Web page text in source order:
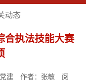
动态
合执法技能大赛
建 作者：张敏
阅